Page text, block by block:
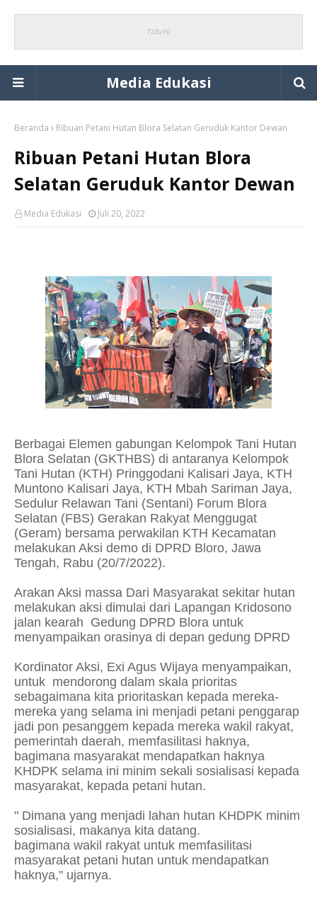
Media Edukasi
Beranda Ribuan Petani Hutan Blora Selatan Geruduk Kantor Dewan
Ribuan Petani Hutan Blora
Selatan Geruduk Kantor Dewan
Media Edukasi Juli 20, 2022
Berbagai Elemen gabungan Kelompok Tani Hutan
Blora Selatan (GKTHBS) di antaranya Kelompok
Tani Hutan (KTH) Pringgodani Kalisari Jaya, KTH
Muntono Kalisari Jaya, KTH Mbah Sariman Jaya,
Sedulur Relawan Tani (Sentani) Forum Blora
Selatan (FBS) Gerakan Rakyat Menggugat
(Geram) bersama perwakilan KTH Kecamatan
melakukan Aksi demo di DPRD Bloro, Jawa
Tengah, Rabu (20/7/2022).
Arakan Aksi massa Dari Masyarakat sekitar hutan
melakukan aksi dimulai dari Lapangan Kridosono
jalan kearah Gedung DPRD Blora untuk
menyampaikan orasinya di depan gedung DPRD
Kordinator Aksi, Exi Agus Wijaya menyampaikan,
untuk mendorong dalam skala prioritas
sebagaimana kita prioritaskan kepada mereka-
mereka yang selama ini menjadi petani penggarap
jadi pon pesanggem kepada mereka wakil rakyat,
pemerintah daerah, memfasilitasi haknya,
bagimana masyarakat mendapatkan haknya
KHDPK selama ini minim sekali sosialisasi kepada
masyarakat, kepada petani hutan.
" Dimana yang menjadi lahan hutan KHDPK minim
sosialisasi, makanya kita datang.
bagimana wakil rakyat untuk memfasilitasi
masyarakat petani hutan untuk mendapatkan
haknya," ujarnya.